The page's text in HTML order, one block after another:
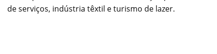
de serviços, indústria têxtil e turismo de lazer.